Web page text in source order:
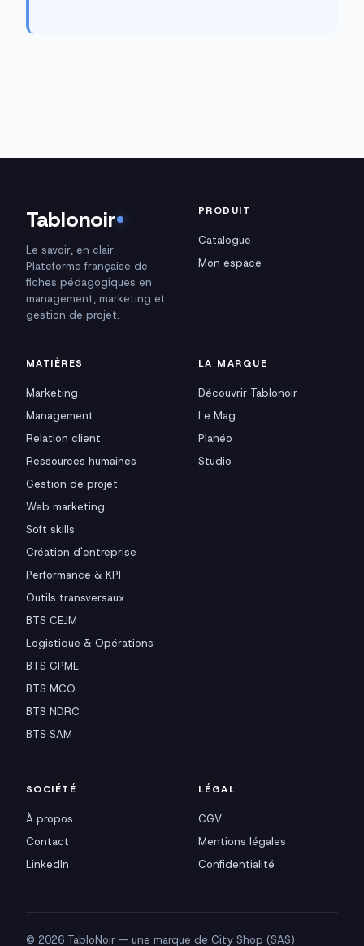
Tablonoir
Le savoir, en clair.
Plateforme française de
fiches pédagogiques en
management, marketing et
gestion de projet.
PRODUIT
Catalogue
Mon espace
MATIÈRES
Marketing
Management
Relation client
Ressources humaines
Gestion de projet
Web marketing
Soft skills
Création d'entreprise
Performance & KPI
Outils transversaux
BTS CEJM
Logistique & Opérations
BTS GPME
BTS MCO
BTS NDRC
BTS SAM
LA MARQUE
Découvrir Tablonoir
Le Mag
Planéo
Studio
SOCIÉTÉ
À propos
Contact
LinkedIn
LÉGAL
CGV
Mentions légales
Confidentialité
© 2026 TabloNoir — une marque de City Shop (SAS)